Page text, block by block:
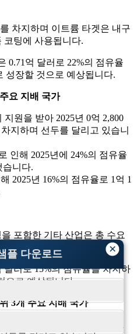
×
플 다운로드
차지하며 이트륨 타겟은 내구
코팅에 사용됩니다.
0.71억 달러로 22%의 점유율
성장할 것으로 예상됩니다.
요 지배 국가
원을 받아 2025년 0억 2,800
지하며 선두를 달리고 있습니
인해 2025년에 24%의 점유율
습니다.
2025년 16%의 점유율로 1억 1
포함한 기타 산업은 총 수요
달러로 15%의 점유율을 차지하
으로 예상됩니다.
3개 주요 지배 국가
해 2025년 1억 9천만 달러로